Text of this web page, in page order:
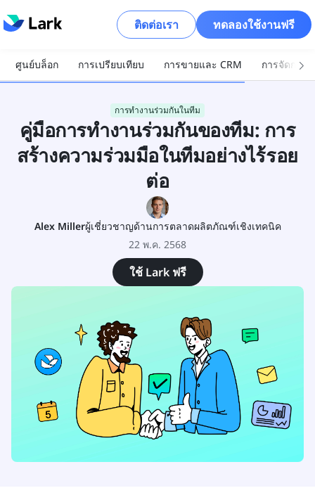
ติดต่อเรา ทดลองใช้งานฟรี
ศูนย์บล็อก การเปรียบเทียบ การขายและ CRM การจัดการ
การทำงานร่วมกันในทีม
คู่มือการทำงานร่วมกันของทีม: การ
สร้างความร่วมมือในทีมอย่างไร้รอย
ต่อ
Alex Millerผู้เชี่ยวชาญด้านการตลาดผลิตภัณฑ์เชิงเทคนิค
22 พ.ค. 2568
ใช้ Lark ฟรี
การทำงานร่วมกันเป็นทีม
ลักษณะของการทำงานร่วมกันในทีมที่ดีเป็นอย่างไร?
ระบุรูปแบบการทำงานร่วมกันที่หลากหลาย